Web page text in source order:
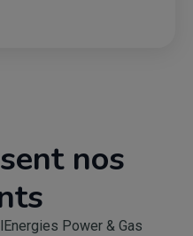
nos
Power & Gas